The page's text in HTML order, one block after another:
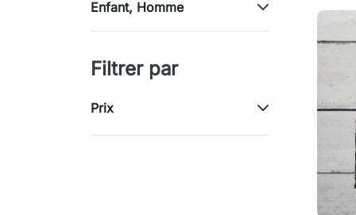
Enfant, Homme
Filtrer par
Prix